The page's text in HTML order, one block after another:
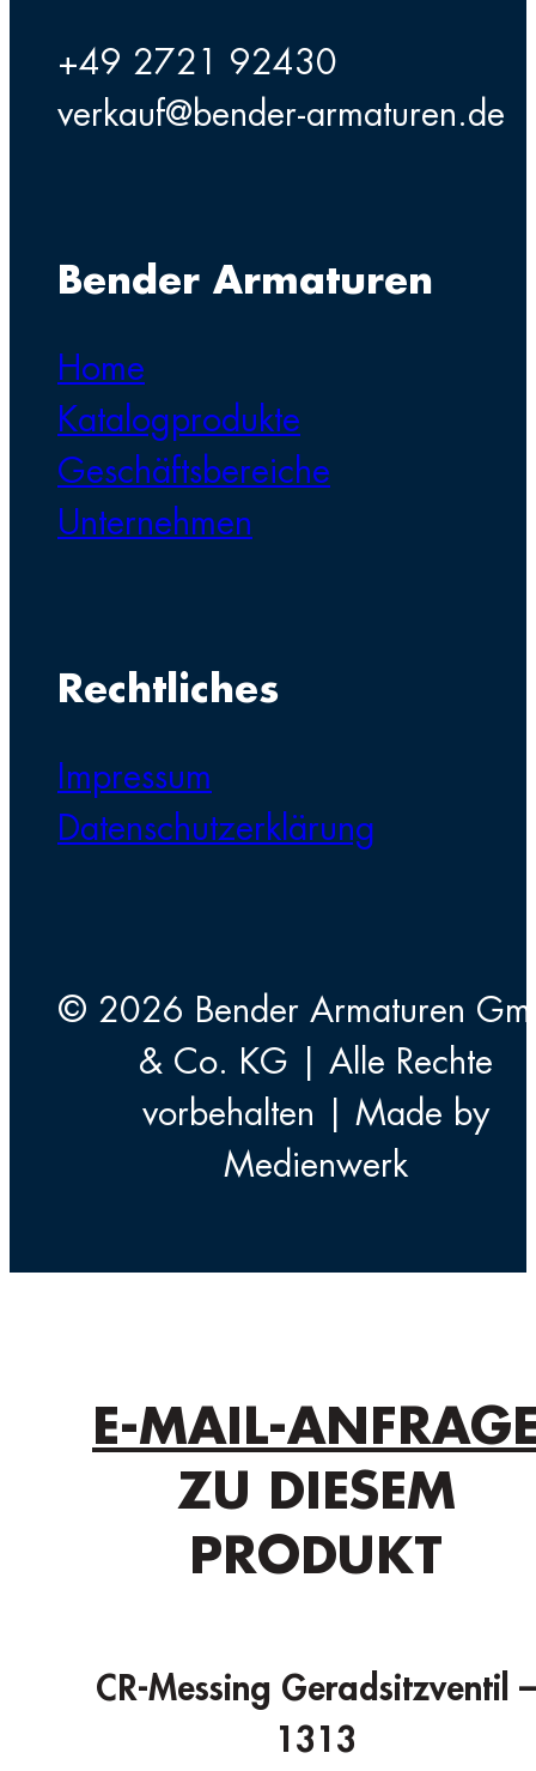
+49 2721 92430
verkauf@bender-armaturen.de
Bender Armaturen
Home
Katalogprodukte
Geschäftsbereiche
Unternehmen
Rechtliches
Impressum
Datenschutzerklärung
© 2026 Bender Armaturen
& Co. KG | Alle Rechte
vorbehalten | Made by
Medienwerk
E-MAIL-
ZU DIESEM
PRODUKT
CR-Messing Geradsitzventil –
1313